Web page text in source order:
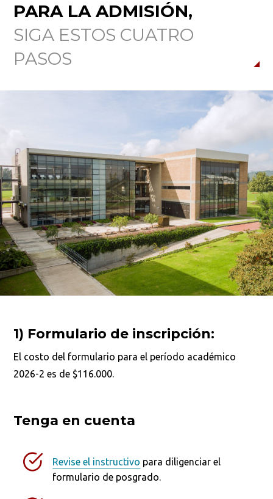
PARA LA ADMISIÓN,
SIGA ESTOS CUATRO
PASOS
1) Formulario de inscripción:
El costo del formulario para el período académico
2026-2 es de $116.000.
Tenga en cuenta
Revise el instructivo para diligenciar el
formulario de posgrado.